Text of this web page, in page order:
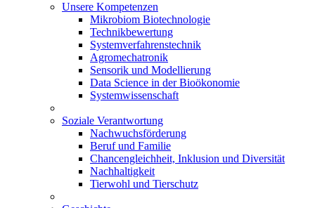
Unsere Kompetenzen
Mikrobiom Biotechnologie
Technikbewertung
Systemverfahrenstechnik
Agromechatronik
Sensorik und Modellierung
Data Science in der Bioökonomie
Systemwissenschaft
Soziale Verantwortung
Nachwuchsförderung
Beruf und Familie
Chancengleichheit, Inklusion und Diversität
Nachhaltigkeit
Tierwohl und Tierschutz